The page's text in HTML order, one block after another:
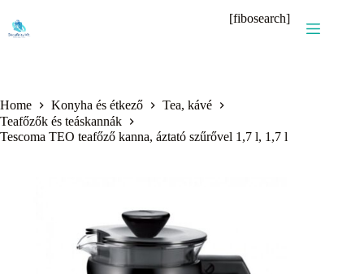
content
[fibosearch]
Home Konyha és étkező
Tea, kávé
Teafőzők és teáskannák
Tescoma TEO teafőző kanna, áztató szűrővel 1,7 l, 1,7 l